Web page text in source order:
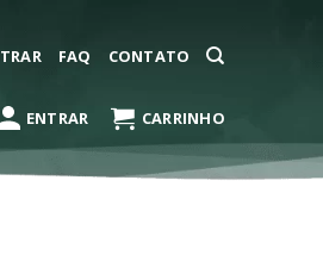
FAQ CONTATO
ENTRAR CARRINHO